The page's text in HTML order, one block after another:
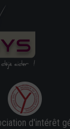
d'intérêt